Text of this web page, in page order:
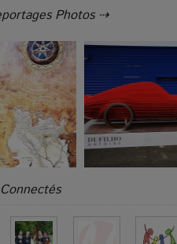
Photos ⇢